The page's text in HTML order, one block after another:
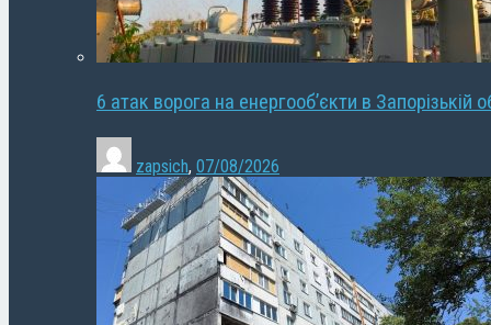
6 атак ворога на енергооб’єкти в Запорізькій
zapsich, 07/08/2026